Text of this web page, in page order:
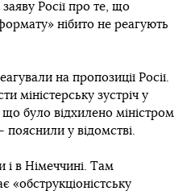
Росії про те, що
нібито не реагують
на пропозиції Росії.
міністерську зустріч у
було відхилено міністром
пояснили у відомстві.
і в Німеччині. Там
«обструкціоністську